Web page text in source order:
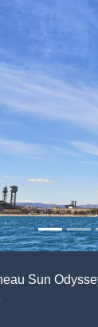
Sun